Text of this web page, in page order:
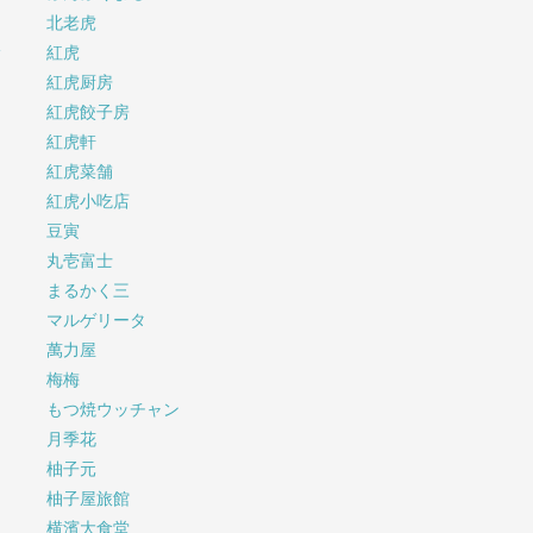
北老虎
紅虎
紅虎厨房
紅虎餃子房
紅虎軒
紅虎菜舗
紅虎小吃店
豆寅
丸壱富士
まるかく三
マルゲリータ
萬力屋
梅梅
もつ焼ウッチャン
月季花
柚子元
柚子屋旅館
横濱大食堂